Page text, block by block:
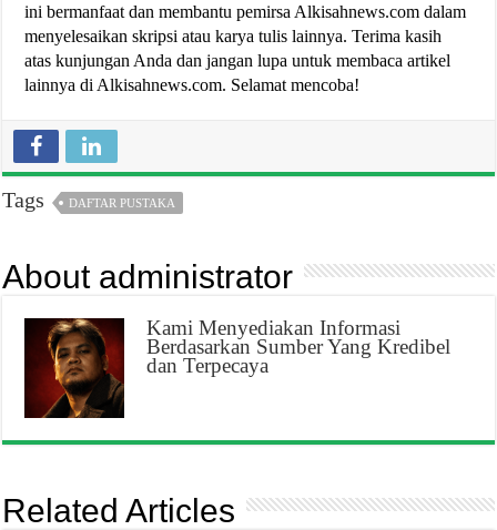
ini bermanfaat dan membantu pemirsa Alkisahnews.com dalam
menyelesaikan skripsi atau karya tulis lainnya. Terima kasih
atas kunjungan Anda dan jangan lupa untuk membaca artikel
lainnya di Alkisahnews.com. Selamat mencoba!
Tags DAFTAR PUSTAKA
About administrator
Kami Menyediakan Informasi
Berdasarkan Sumber Yang Kredibel
dan Terpecaya
Related Articles